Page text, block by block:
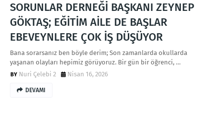
SORUNLAR DERNEĞİ BAŞKANI ZEYNEP
GÖKTAŞ; EĞİTİM AİLE DE BAŞLAR
EBEVEYNLERE ÇOK İŞ DÜŞÜYOR
Bana sorarsanız ben böyle derim; Son zamanlarda okullarda
yaşanan olayları hepimiz görüyoruz. Bir gün bir öğrenci, …
Nuri Çelebi 2
Nisan 16, 2026
DEVAMI